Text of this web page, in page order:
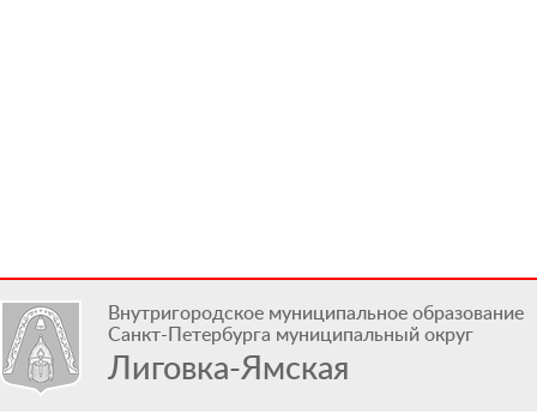
Внутригородское муниципальное образование
Санкт-Петербурга муниципальный округ
Лиговка-Ямская